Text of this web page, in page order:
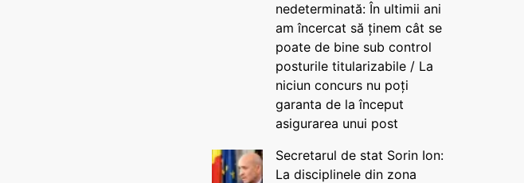
nedeterminată: În ultimii ani
am încercat să ținem cât se
poate de bine sub control
posturile titularizabile / La
niciun concurs nu poți
garanta de la început
asigurarea unui post
Secretarul de stat Sorin Ion:
La disciplinele din zona